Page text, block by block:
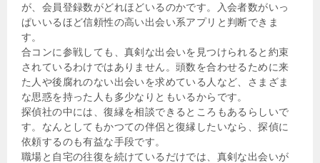
が、会員登録数がどれほどいるのかです。入会者数がいっ
ぱいいるほど信頼性の高い出会い系アプリと判断できま
す。
合コンに参戦しても、真剣な出会いを見つけられると約束
されているわけではありません。頭数を合わせるために来
た人や後腐れのない出会いを求めている人など、さまざま
な思惑を持った人も多少なりともいるからです。
探偵社の中には、復縁を相談できるところもあるらしいで
す。なんとしてもかつての伴侶と復縁したいなら、探偵に
依頼するのも有益な手段です。
職場と自宅の往復を続けているだけでは、真剣な出会いが